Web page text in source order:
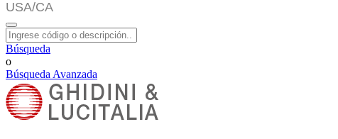
Búsqueda
o
Búsqueda Avanzada